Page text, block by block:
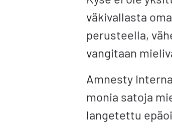
väkivallasta
perusteella,
vangitaan
Amnesty
monia satoja
langetettu